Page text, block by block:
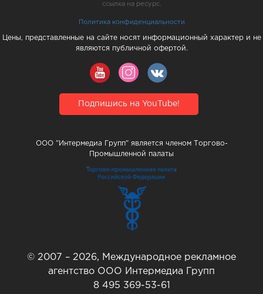
ссылка на ресурс.
Политика конфиденциальности
Цены, представленные на сайте носят информационный характер и не
являются публичной офертой.
Подпишись на YouTube!
ООО "Интермедиа Групп" является членом Торгово-
Промышленной палаты
© 2007 – 2026, Международное рекламное
агентство ООО Интермедиа Групп
8 495 369-53-61